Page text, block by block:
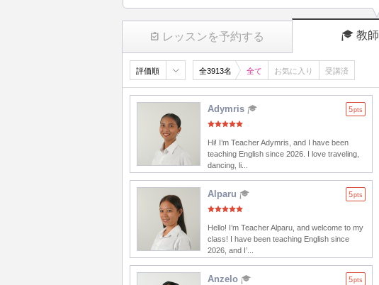
レッスンを予約する 教
評価順 全3913名 全て お気に入り 受講済
Adymris 5pts
Hi! I’m Teacher Adymris, and I have been
teaching English since 2026. I love traveling,
dancing, li...
Alparu 5pts
Hello! I’m Teacher Alparu, and welcome to my
class! I have been teaching English since
2026, and I’...
Anzelo 5pts